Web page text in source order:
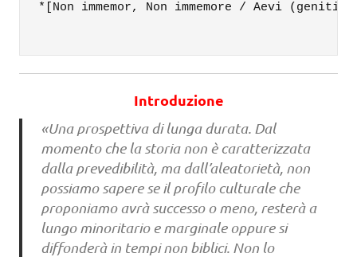
*[Non immemor, Non immemore / Aevi
Introduzione
«Una prospettiva di lunga durata. Dal
momento che la storia non è caratterizzata
dalla prevedibilità, ma dall’aleatorietà, non
possia­mo sapere se il profilo culturale che
proponiamo avrà successo o meno, resterà a
lungo minoritario e marginale oppure si
diffonderà in tempi non biblici. Non lo